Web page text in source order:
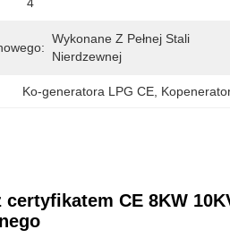
Wykonane Z Pełnej Stali
Nierdzewnej
Ko-generatora LPG CE
CE 8KW